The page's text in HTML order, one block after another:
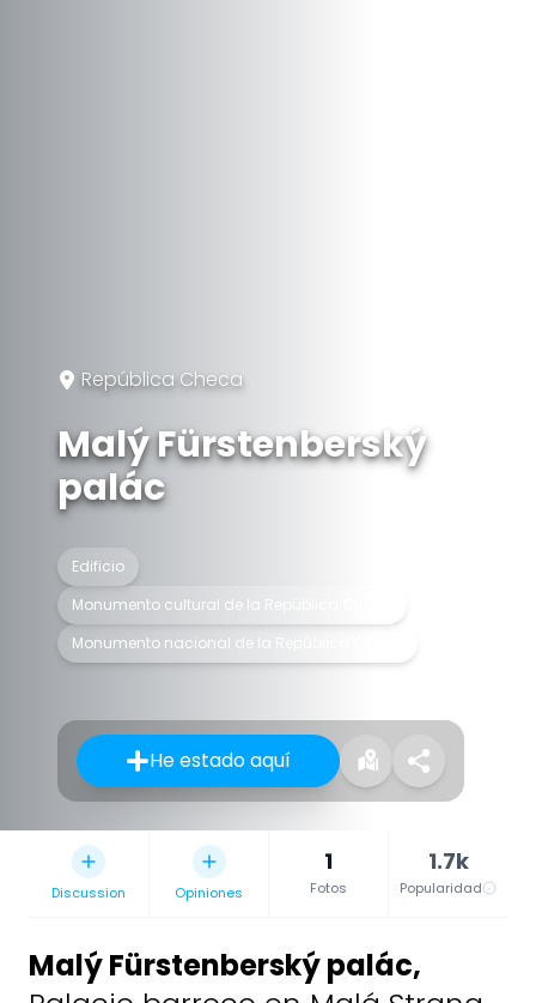
República Checa
Malý Fürstenberský
palác
Edificio
Monumento cultural de la República Checa
Monumento nacional de la República Checa
He estado aquí
Discussion Opiniones
1
Fotos
1.7k
Popularidad
Malý Fürstenberský palác,